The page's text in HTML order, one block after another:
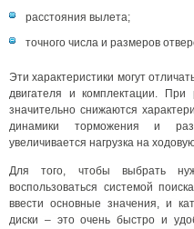
расстояния вылета;
точного числа и размеров
Эти характеристики могут
двигателя и комплектации. При
значительно снижаются
динамики торможения и
увеличивается нагрузка на
Для того, чтобы выбрать
воспользоваться системой
ввести основные значения, и
диски – это очень быстро и